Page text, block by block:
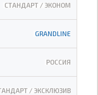
СТАНДАРТ / ЭКОНОМ
GRANDLINE
РОССИЯ
/ ЭКСКЛЮЗИВ